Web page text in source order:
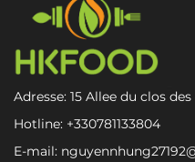
Adresse: 15 Allee du clos
Hotline: +330781133804
E-mail: